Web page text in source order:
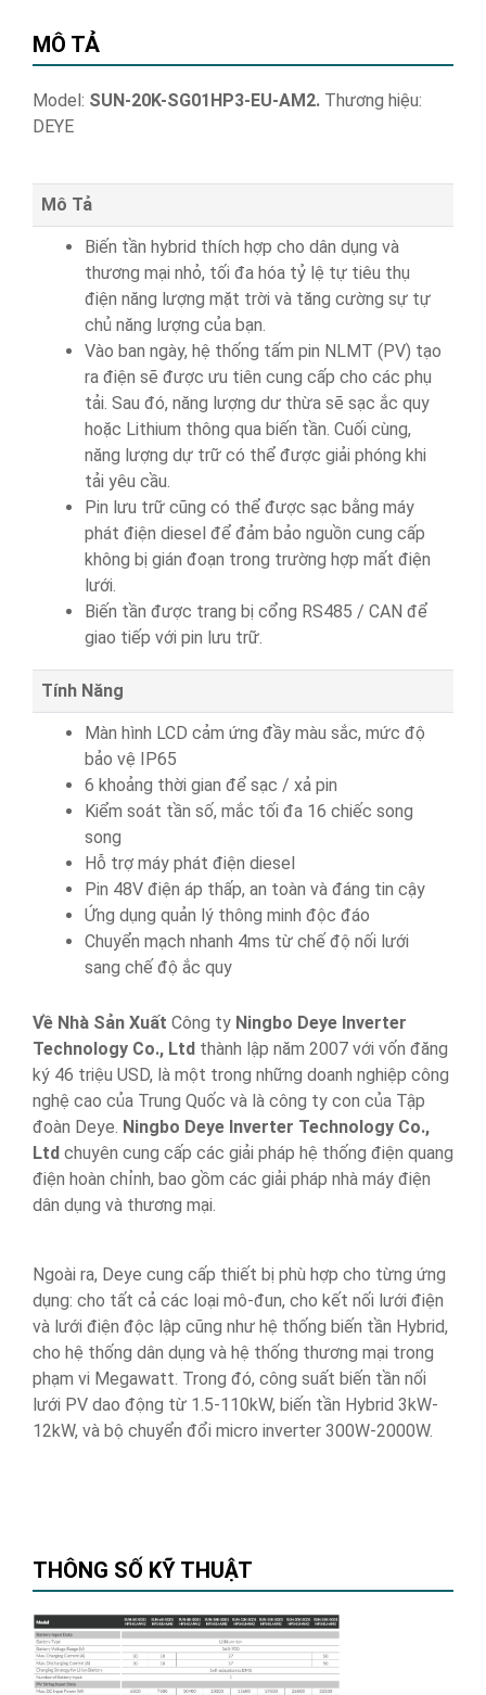
MÔ TẢ
Model: SUN-20K-SG01HP3-EU-AM2. Thương hiệu:
DEYE
Mô Tả
Biến tần hybrid thích hợp cho dân dụng và
thương mại nhỏ, tối đa hóa tỷ lệ tự tiêu thụ
điện năng lượng mặt trời và tăng cường sự tự
chủ năng lượng của bạn.
Vào ban ngày, hệ thống tấm pin NLMT (PV) tạo
ra điện sẽ được ưu tiên cung cấp cho các phụ
tải. Sau đó, năng lượng dư thừa sẽ sạc ắc quy
hoặc Lithium thông qua biến tần. Cuối cùng,
năng lượng dự trữ có thể được giải phóng khi
tải yêu cầu.
Pin lưu trữ cũng có thể được sạc bằng máy
phát điện diesel để đảm bảo nguồn cung cấp
không bị gián đoạn trong trường hợp mất điện
lưới.
Biến tần được trang bị cổng RS485 / CAN để
giao tiếp với pin lưu trữ.
Tính Năng
Màn hình LCD cảm ứng đầy màu sắc, mức độ
bảo vệ IP65
6 khoảng thời gian để sạc / xả pin
Kiểm soát tần số, mắc tối đa 16 chiếc song
song
Hỗ trợ máy phát điện diesel
Pin 48V điện áp thấp, an toàn và đáng tin cậy
Ứng dụng quản lý thông minh độc đáo
Chuyển mạch nhanh 4ms từ chế độ nối lưới
sang chế độ ắc quy
Về Nhà Sản Xuất Công ty Ningbo Deye Inverter
Technology Co., Ltd thành lập năm 2007 với vốn đăng
ký 46 triệu USD, là một trong những doanh nghiệp công
nghệ cao của Trung Quốc và là công ty con của Tập
đoàn Deye. Ningbo Deye Inverter Technology Co.,
Ltd chuyên cung cấp các giải pháp hệ thống điện quang
điện hoàn chỉnh, bao gồm các giải pháp nhà máy điện
dân dụng và thương mại.
Ngoài ra, Deye cung cấp thiết bị phù hợp cho từng ứng
dụng: cho tất cả các loại mô-đun, cho kết nối lưới điện
và lưới điện độc lập cũng như hệ thống biến tần Hybrid,
cho hệ thống dân dụng và hệ thống thương mại trong
phạm vi Megawatt. Trong đó, công suất biến tần nối
lưới PV dao động từ 1.5-110kW, biến tần Hybrid 3kW-
12kW, và bộ chuyển đổi micro inverter 300W-2000W.
THÔNG SỐ KỸ THUẬT